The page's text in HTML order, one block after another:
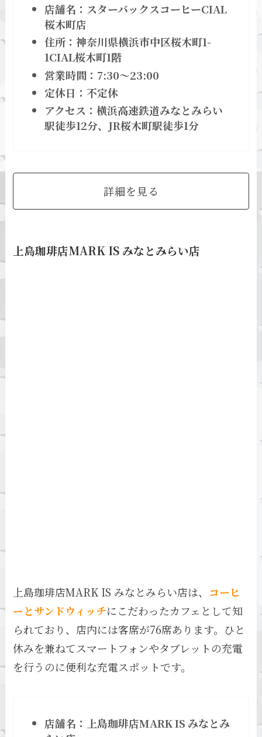
店舗名：スターバックスコーヒーCIAL
桜木町店
住所：神奈川県横浜市中区桜木町1-
1CIAL桜木町1階
営業時間：7:30～23:00
定休日：不定休
アクセス：横浜高速鉄道みなとみらい
駅徒歩12分、JR桜木町駅徒歩1分
詳細を見る
上島珈琲店MARK IS みなとみらい店
上島珈琲店MARK IS みなとみらい店は、 コーヒ
ーとサンドウィッチにこだわったカフェとして知
られており、店内には客席が76席あります。ひと
休みを兼ねてスマートフォンやタブレットの充電
を行うのに便利な充電スポットです。
店舗名：上島珈琲店MARK IS みなとみ